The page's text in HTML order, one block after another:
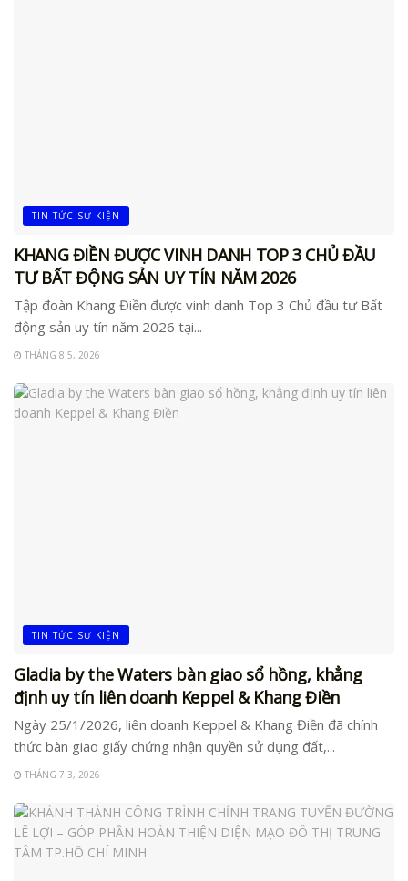
TIN TỨC SỰ KIỆN
KHANG ĐIỀN ĐƯỢC VINH DANH TOP 3 CHỦ ĐẦU
TƯ BẤT ĐỘNG SẢN UY TÍN NĂM 2026
Tập đoàn Khang Điền được vinh danh Top 3 Chủ đầu tư Bất
động sản uy tín năm 2026 tại...
THÁNG 8 5, 2026
TIN TỨC SỰ KIỆN
Gladia by the Waters bàn giao sổ hồng, khẳng
định uy tín liên doanh Keppel & Khang Điền
Ngày 25/1/2026, liên doanh Keppel & Khang Điền đã chính
thức bàn giao giấy chứng nhận quyền sử dụng đất,...
THÁNG 7 3, 2026